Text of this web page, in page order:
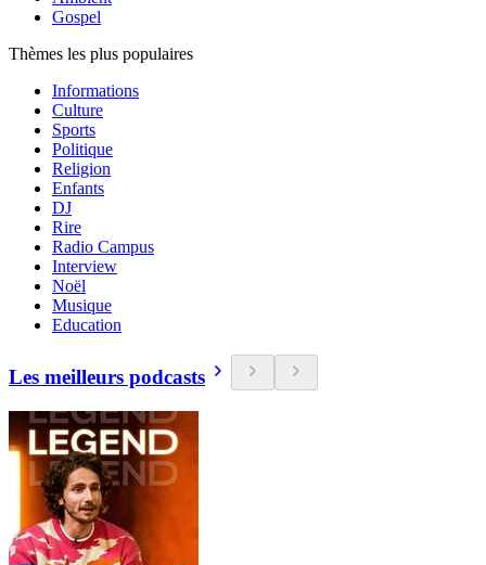
Gospel
Thèmes les plus populaires
Informations
Culture
Sports
Politique
Religion
Enfants
DJ
Rire
Radio Campus
Interview
Noël
Musique
Education
Les meilleurs podcasts